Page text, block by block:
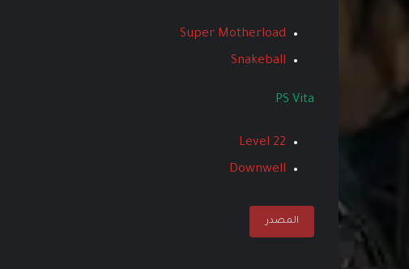
Super Motherload
Snakeball
PS Vita
Level 22
Downwell
المصدر